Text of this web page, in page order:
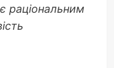
раціональним